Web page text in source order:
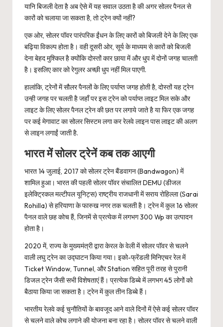
यानि बिजली देता है अब ऐसे में यह सवाल उठता है की अगर सोलर पैनल से
कारों को चलाया जा सकता है, तो ट्रेन क्यों नहीं?
एक ओर, सोलर पॉवर पारंपरिक ईंधन के लिए कारों को बिजली देने के लिए एक
बढ़िया विकल्प होता है। वही दूसरी ओर, सूर्य के माध्यम से कारों को बिजली
देना बेहद मुश्किल है क्योंकि दोस्तों कार छाया में और धुप में दोनों जगह चालती
है। इसलिए कार को रेगुलर अच्छी धुप नहीं मिल पाएगी.
हालांकि, ट्रेनों में सौलर पैनलों के लिए पर्याप्त जगह होती है, दोस्तों यह ट्रेन
उन्ही जगह पर चलती है जहाँ पर इस ट्रेन को पर्याप्त लाइट मिल सके और
लाइट के लिए सोलर पैनल ट्रेन की छत पर लगाये जाते है या फिर एक जगह
पर कई मेगावाट का सोलर सिस्टम लगा कर रेलवे लाइन पास लाइट की अलग
से लाइन लगाईं जाती है.
भारत में सोलर ट्रेनें कब तक आएगी
भारत 14 जुलाई, 2017 को सोलर ट्रेन बैंडवागन (Bandwagon) में
शामिल हुआ। भारत की पहली सोलर पॉवर संचालित DEMU (डीजल
इलेक्ट्रिकल मल्टीपल यूनिट्स) राष्ट्रीय राजधानी में सराय रोहिल्ला (Sarai
Rohilla) से हरियाणा के फारुख नगर तक चलती है। ट्रेन में कुल 16 सोलर
पैनल वाले छह कोच हैं, जिनमें से प्रत्येक में लगभग 300 Wp का उत्पादन
होता है।
2020 में, राज्य के मुख्यमंत्री द्वारा केरल के वेली में सोलर पॉवर से चलने
वाली लघु ट्रेन का उद्घाटन किया गया। इको-फ्रेंडली मिनिएचर रेल में
Ticket Window, Tunnel, और Station सहित पूरी तरह से पुरानी
डिजल ट्रेन जैसी सभी विशेषताएं हैं। प्रत्येक डिब्बे में लगभग 45 लोगों को
बैठाया किया जा सकता है। ट्रेन में कुल तीन डिब्बे हैं।
भारतीय रेलवे कई चुनौतियों के बावजूद आने वाले दिनों में ऐसे कई सोलर पॉवर
से चलने वाले कोच लगाने की योजना बना रहा है। सोलर पॉवर से चलने वाली